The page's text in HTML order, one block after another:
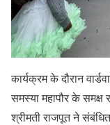
कार्यक्रम के दौरान
समस्या महापौर के समक्ष
श्रीमती राजपूत ने